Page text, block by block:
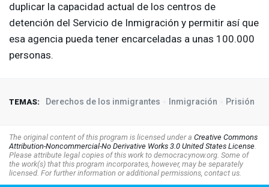
duplicar la capacidad actual de los centros de
detención del Servicio de Inmigración y permitir así que
esa agencia pueda tener encarceladas a unas 100.000
personas.
TEMAS: Derechos de los inmigrantes Inmigración Prisión
The original content of this program is licensed under a Creative Commons
Attribution-Noncommercial-No Derivative Works 3.0 United States License.
Please attribute legal copies of this work to democracynow.org. Some of
the work(s) that this program incorporates, however, may be separately
licensed. For further information or additional permissions, contact us.